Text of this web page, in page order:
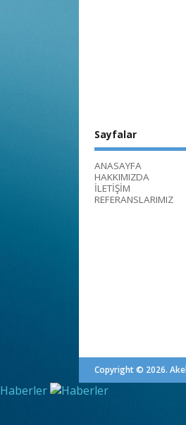
Sayfalar
ANASAYFA
HAKKIMIZDA
İLETİŞİM
REFERANSLARIMIZ
Copyright © 2026.
Haberler